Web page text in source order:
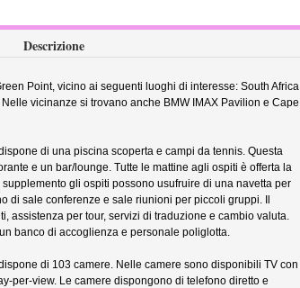
Descrizione
Point, vicino ai seguenti luoghi di interesse: South Africa
vicinanze si trovano anche BMW IMAX Pavilion e Cape
di una piscina scoperta e campi da tennis. Questa
e un bar/lounge. Tutte le mattine agli ospiti è offerta la
gli ospiti possono usufruire di una navetta per
di sale conferenze e sale riunioni per piccoli gruppi. Il
assistenza per tour, servizi di traduzione e cambio valuta.
banco di accoglienza e personale poliglotta.
di 103 camere. Nelle camere sono disponibili TV con
per-view. Le camere dispongono di telefono diretto e